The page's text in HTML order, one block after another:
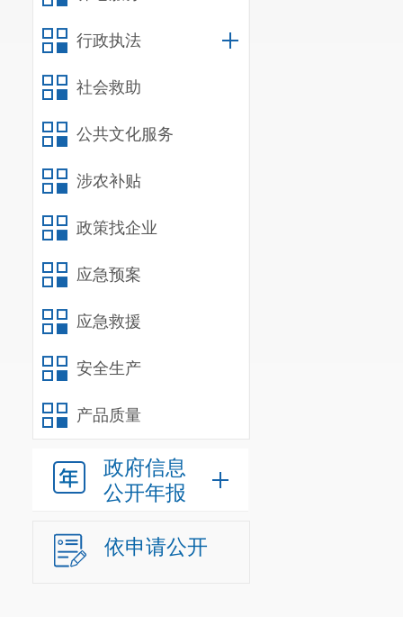
行政执法
社会救助
公共文化服务
涉农补贴
政策找企业
应急预案
应急救援
安全生产
产品质量
政府信息
公开年报
依申请公开